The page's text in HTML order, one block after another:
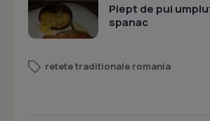
Piept de pui
spanac
retete traditionale romania